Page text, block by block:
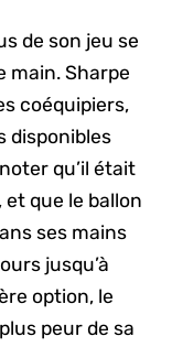
de son jeu se
main. Sharpe
coéquipiers,
disponibles
qu’il était
et que le ballon
ses mains
jusqu’à
option, le
peur de sa